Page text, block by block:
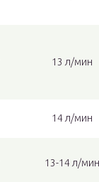
13 л/мин
14 л/мин
13-14 л/мин